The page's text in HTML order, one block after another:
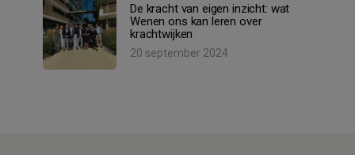
De kracht van eigen inzicht: wat
Wenen ons kan leren over
krachtwijken
20 september 2024